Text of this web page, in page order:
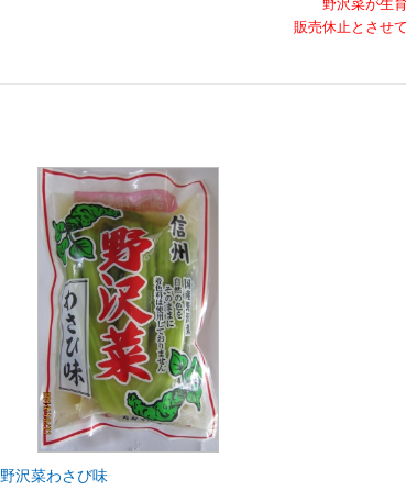
野沢菜が生
販売休止とさせ
野沢菜わさび味